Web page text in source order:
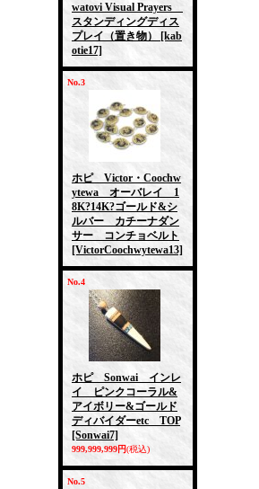
watovi Visual Prayers
スタンディングディス
プレイ（置き物）
[kab
otie17]
No.3
ホピ Victor・Coochw
ytewa オーバレイ 1
8K?14K?ゴールド&シ
ルバー カチーナダン
サー コンチョベルト
[VictorCoochwytewa13]
No.4
ホピ Sonwai インレ
イ ピンクコーラル&
アイボリー&ゴールド
ディバイダーetc TOP
[Sonwai7]
999,999,999円(税込)
No.5